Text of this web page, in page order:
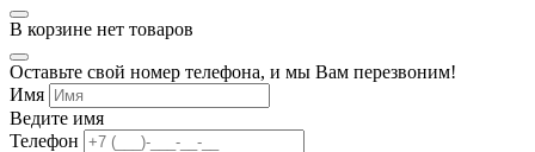
В корзине нет товаров
Оставьте свой номер телефона, и мы Вам перезвоним!
Имя
Ведите имя
Телефон